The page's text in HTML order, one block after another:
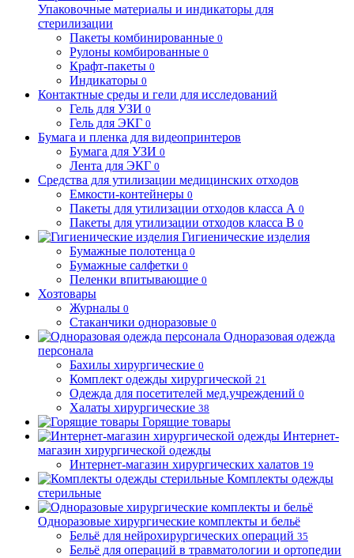
Упаковочные материалы и индикаторы для
стерилизации
Пакеты комбинированные 0
Рулоны комбированные 0
Крафт-пакеты 0
Индикаторы 0
Контактные среды и гели для исследований
Гель для УЗИ 0
Гель для ЭКГ 0
Бумага и пленка для видеопринтеров
Бумага для УЗИ 0
Лента для ЭКГ 0
Средства для утилизации медицинских отходов
Емкости-контейнеры 0
Пакеты для утилизации отходов класса А 0
Пакеты для утилизации отходов класса В 0
Гигиенические изделия
Бумажные полотенца 0
Бумажные салфетки 0
Пеленки впитывающие 0
Хозтовары
Журналы 0
Стаканчики одноразовые 0
Одноразовая одежда
персонала
Бахилы хирургические 0
Комплект одежды хирургической 21
Одежда для посетителей мед.учреждений 0
Халаты хирургические 38
Горящие товары
Интернет-
магазин хирургической одежды
Интернет-магазин хирургических халатов 19
Комплекты одежды
стерильные
Одноразовые хирургические комплекты и бельё
Бельё для нейрохирургических операций 35
Бельё для операций в травматологии и ортопедии